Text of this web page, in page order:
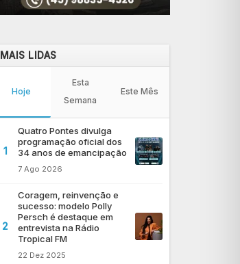
MAIS LIDAS
Hoje
Esta
Semana
Este Mês
1
Quatro Pontes divulga
programação oficial dos
34 anos de emancipação
7 Ago 2026
2
Coragem, reinvenção e
sucesso: modelo Polly
Persch é destaque em
entrevista na Rádio
Tropical FM
22 Dez 2025